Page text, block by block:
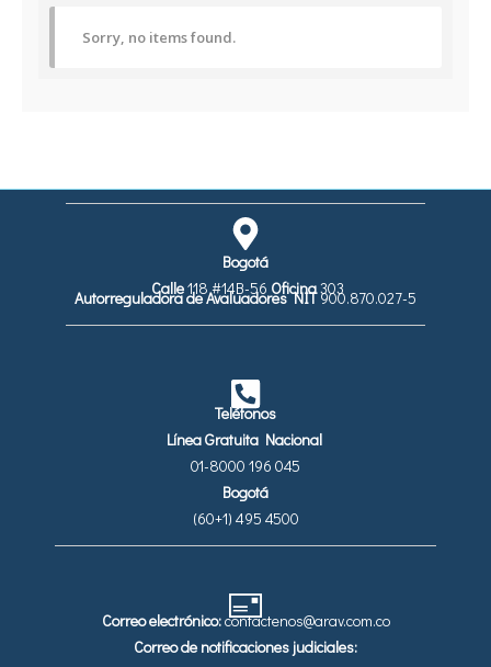
Sorry, no items found.
Bogotá
Calle118 #14B-56 Oficina303
Autorreguladora de AvaluadoresNIT900.870.027-5
Teléfonos
Línea Gratuita Nacional
01-8000 196 045
Bogotá
(60+1) 495 4500
Correo electrónico:contactenos@arav.com.co
Correo de notificaciones judiciales: